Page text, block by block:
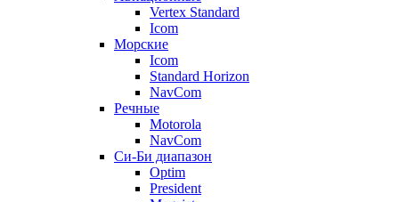
Vertex Standard
Icom
Морские
Icom
Standard Horizon
NavCom
Речные
Motorola
NavCom
Си-Би диапазон
Optim
President